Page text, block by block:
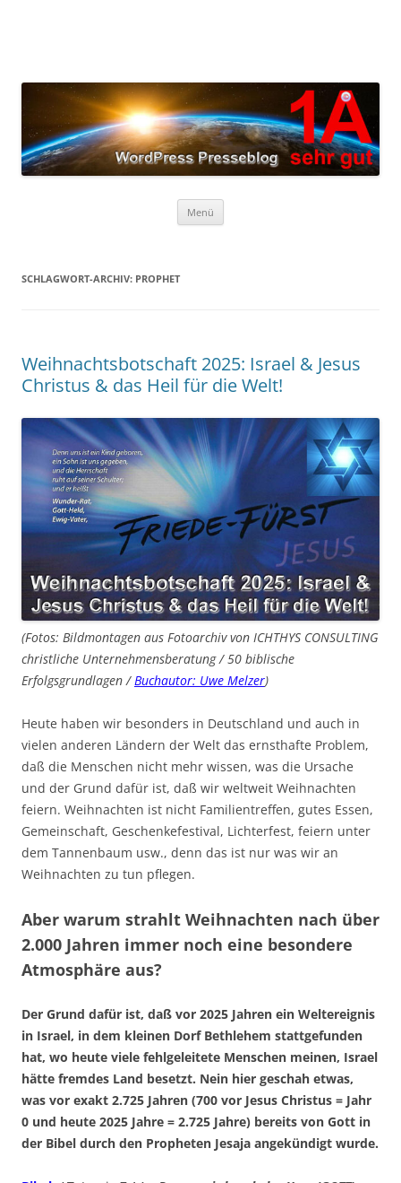
Menü
SCHLAGWORT-ARCHIV: PROPHET
Weihnachtsbotschaft 2025: Israel & Jesus
Christus & das Heil für die Welt!
(Fotos: Bildmontagen aus Fotoarchiv von ICHTHYS CONSULTING
christliche Unternehmensberatung / 50 biblische
Erfolgsgrundlagen /Buchautor: Uwe Melzer)
Heute haben wir besonders in Deutschland und auch in
vielen anderen Ländern der Welt das ernsthafte Problem,
daß die Menschen nicht mehr wissen, was die Ursache
und der Grund dafür ist, daß wir weltweit Weihnachten
feiern. Weihnachten ist nicht Familientreffen, gutes Essen,
Gemeinschaft, Geschenkefestival, Lichterfest, feiern unter
dem Tannenbaum usw., denn das ist nur was wir an
Weihnachten zu tun pflegen.
Aber warum strahlt Weihnachten nach über
2.000 Jahren immer noch eine besondere
Atmosphäre aus?
Der Grund dafür ist, daß vor 2025 Jahren ein Weltereignis
in Israel, in dem kleinen Dorf Bethlehem stattgefunden
hat, wo heute viele fehlgeleitete Menschen meinen, Israel
hätte fremdes Land besetzt. Nein hier geschah etwas,
was vor exakt 2.725 Jahren (700 vor Jesus Christus = Jahr
0 und heute 2025 Jahre = 2.725 Jahre) bereits von Gott in
der Bibel durch den Propheten Jesaja angekündigt wurde.